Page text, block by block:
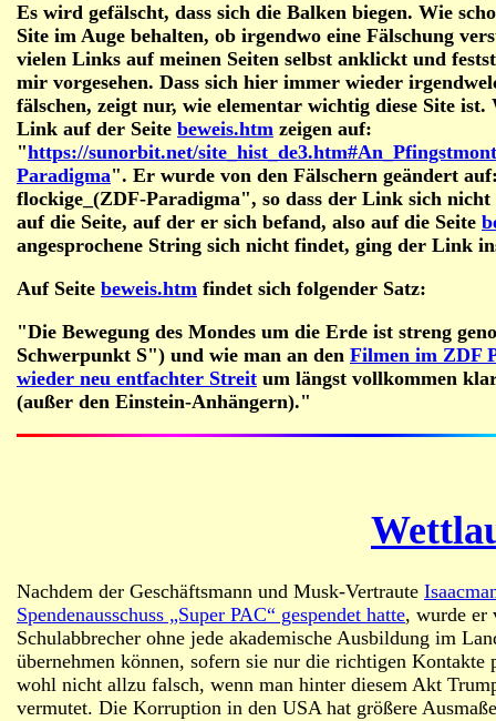
Es wird gefälscht, dass sich die Balken biegen. Wie
Site im Auge behalten, ob irgendwo eine Fälschung
vielen Links auf meinen Seiten selbst anklickt und
mir vorgesehen. Dass sich hier immer wieder
fälschen, zeigt nur, wie elementar wichtig diese Site
Link auf der Seite beweis.htm zeigen auf:
"https://sunorbit.net/
Paradigma". Er wurde von den Fälschern geändert
flockige_(ZDF-Paradigma", so dass der Link sich
auf die Seite, auf der er sich befand, also auf die Seite
angesprochene String sich nicht findet, ging der Link
Auf Seite beweis.htm findet sich folgender Satz:
"Die Bewegung des Mondes um die Erde ist streng
Schwerpunkt S") und wie man an den Filmen im ZDF
wieder neu entfachter Streit um längst vollkommen
(außer den Einstein-Anhängern)."
Nachdem der Geschäftsmann und Musk-Vertraute
Spendenausschuss „Super PAC“ gespendet hatte, wurde er
Schulabbrecher ohne jede akademische Ausbildung im
übernehmen können, sofern sie nur die richtigen
wohl nicht allzu falsch, wenn man hinter diesem Akt
vermutet. Die Korruption in den USA hat größere